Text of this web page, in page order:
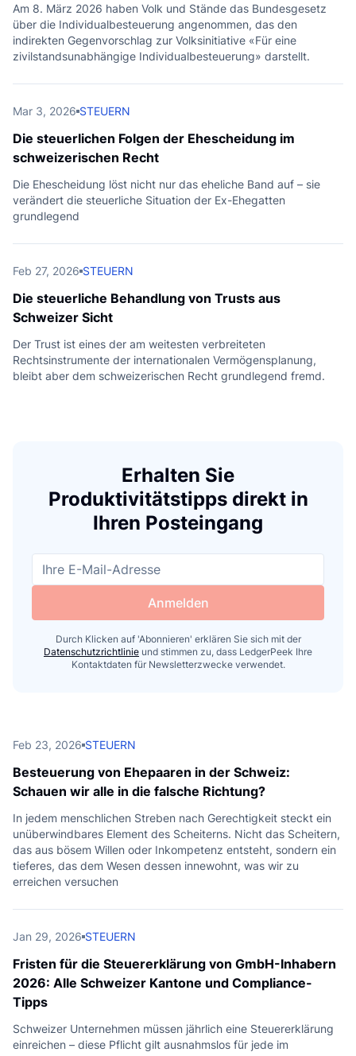
d
Am 8. März 2026 haben Volk und Stände das Bundesgesetz
über die Individualbesteuerung angenommen, das den
indirekten Gegenvorschlag zur Volksinitiative «Für eine
zivilstandsunabhängige Individualbesteuerung» darstellt.
Mar 3, 2026 STEUERN
Die steuerlichen Folgen der Ehescheidung im
schweizerischen Recht
Die Ehescheidung löst nicht nur das eheliche Band auf – sie
verändert die steuerliche Situation der Ex-Ehegatten
grundlegend
Feb 27, 2026 STEUERN
Die steuerliche Behandlung von Trusts aus
Schweizer Sicht
Der Trust ist eines der am weitesten verbreiteten
Rechtsinstrumente der internationalen Vermögensplanung,
bleibt aber dem schweizerischen Recht grundlegend fremd.
Erhalten Sie
Produktivitätstipps direkt in
Ihren Posteingang
Anmelden
Durch Klicken auf 'Abonnieren' erklären Sie sich mit der
Datenschutzrichtlinie und stimmen zu, dass LedgerPeek Ihre
Kontaktdaten für Newsletterzwecke verwendet.
Feb 23, 2026 STEUERN
Besteuerung von Ehepaaren in der Schweiz:
Schauen wir alle in die falsche Richtung?
In jedem menschlichen Streben nach Gerechtigkeit steckt ein
unüberwindbares Element des Scheiterns. Nicht das Scheitern,
das aus bösem Willen oder Inkompetenz entsteht, sondern ein
tieferes, das dem Wesen dessen innewohnt, was wir zu
erreichen versuchen
Jan 29, 2026 STEUERN
Fristen für die Steuererklärung von GmbH-Inhabern
2026: Alle Schweizer Kantone und Compliance-
Tipps
Schweizer Unternehmen müssen jährlich eine Steuererklärung
einreichen – diese Pflicht gilt ausnahmslos für jede im